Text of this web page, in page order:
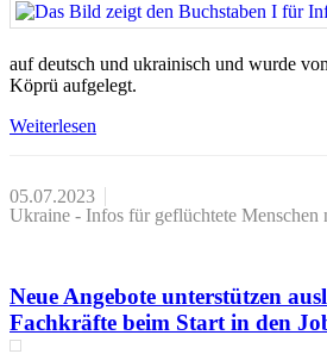
auf deutsch und ukrainisch und wurde
Köprü aufgelegt.
Weiterlesen
05.07.2023
Ukraine - Infos für geflüchtete Menschen
Neue Angebote unterstützen
Fachkräfte beim Start in den